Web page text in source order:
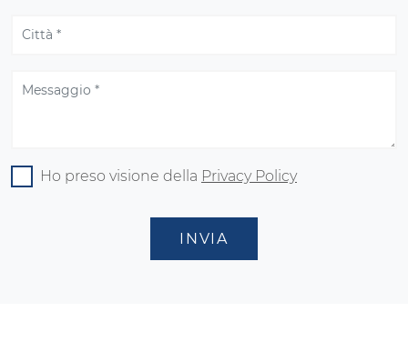
Ho preso visione della Privacy Policy
INVIA